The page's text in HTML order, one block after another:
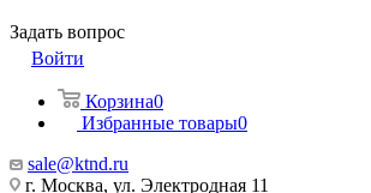
Задать вопрос
Войти
Корзина0
Избранные товары0
sale@ktnd.ru
г. Москва, ул. Электродная 11